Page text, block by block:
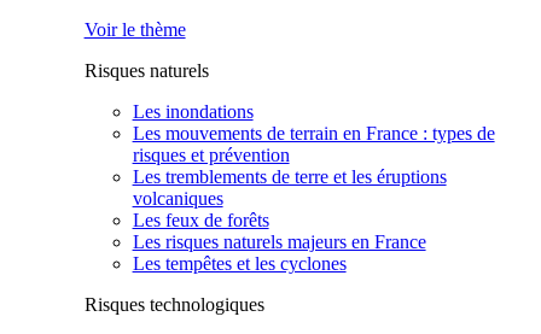
Voir le thème
Risques naturels
Les inondations
Les mouvements de terrain en France : types de
risques et prévention
Les tremblements de terre et les éruptions
volcaniques
Les feux de forêts
Les risques naturels majeurs en France
Les tempêtes et les cyclones
Risques technologiques